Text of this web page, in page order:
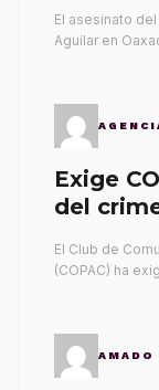
El asesinato
Aguilar en
Exige
del
El Club de
(COPAC) ha
AMADO